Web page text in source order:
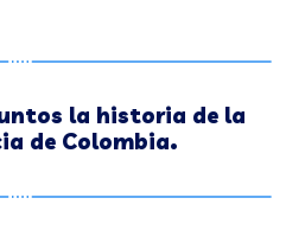
la historia de la
de Colombia.